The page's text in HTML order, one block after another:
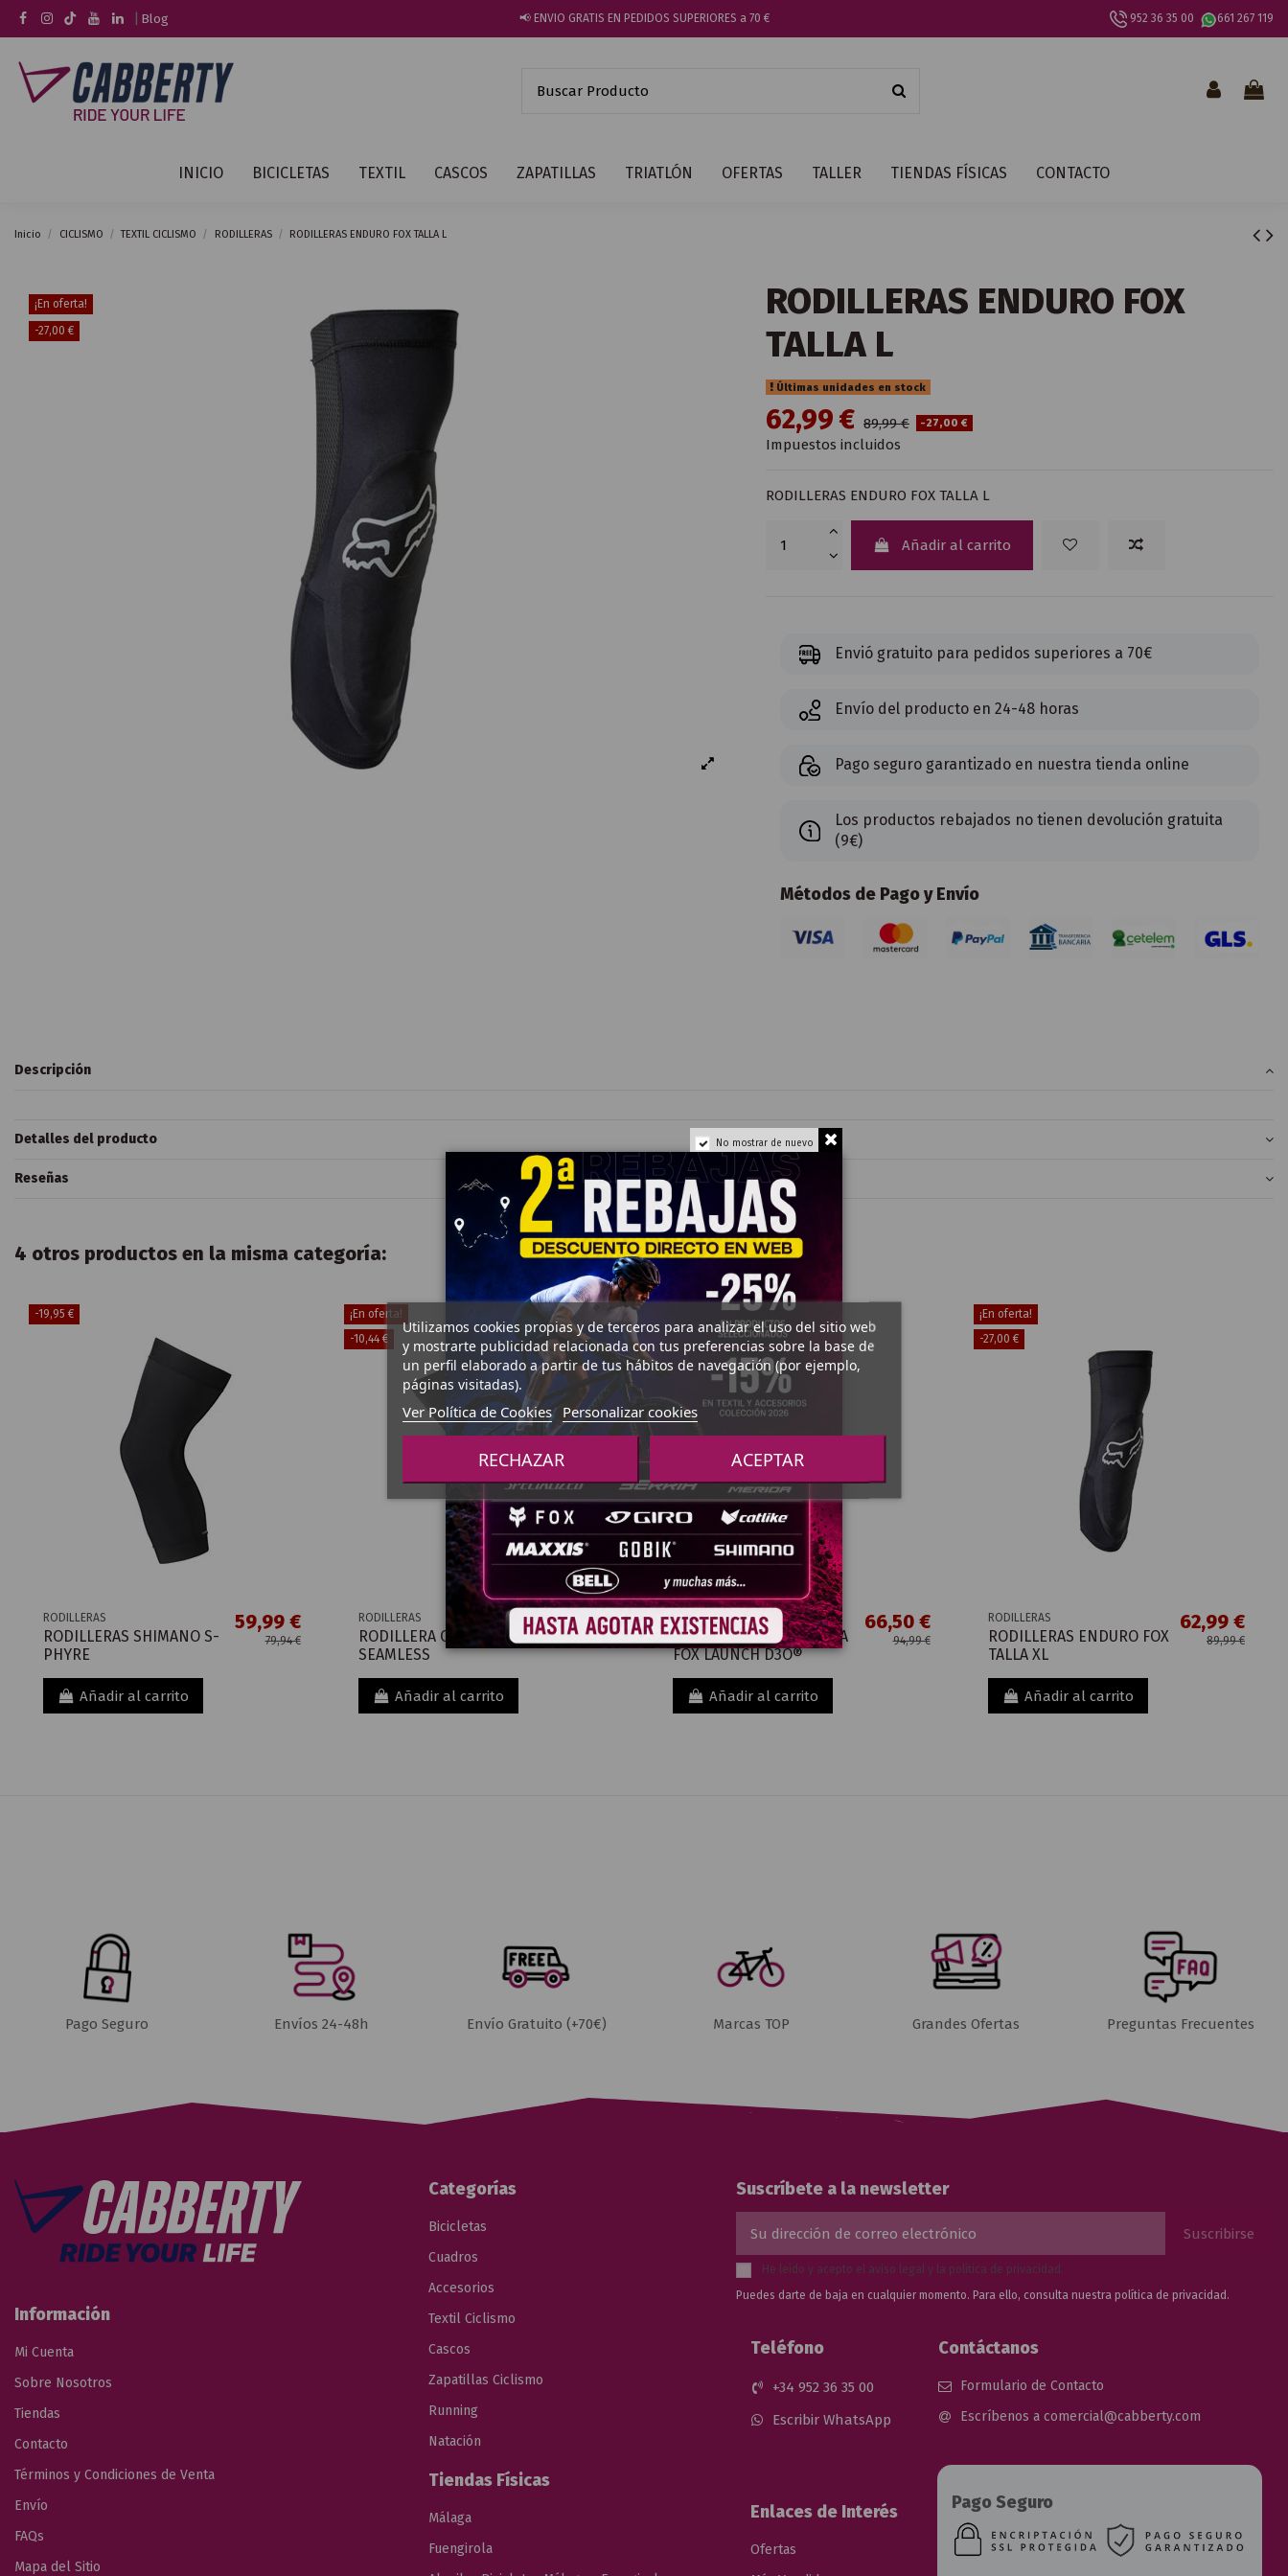
No mostrar de nuevo
Blog 📢 ENVIO GRATIS EN PEDIDOS SUPERIORES a 70 € 952 36 35 00 661 267 119
INICIO BICICLETAS TEXTIL CASCOS ZAPATILLAS TRIATLÓN OFERTAS TALLER TIENDAS FÍSICAS CONTACTO
Inicio CICLISMO TEXTIL CICLISMO RODILLERAS RODILLERAS ENDURO FOX TALLA L
¡En oferta!
-27,00 €
RODILLERAS ENDURO FOX
TALLA L
Últimas unidades en stock
62,99 € 89,99 € -27,00 €
Impuestos incluidos
RODILLERAS ENDURO FOX TALLA L
Añadir al carrito
Envió gratuito para pedidos superiores a 70€
Envío del producto en 24-48 horas
Pago seguro garantizado en nuestra tienda online
Los productos rebajados no tienen devolución gratuita
(9€)
Métodos de Pago y Envío
Descripción
Detalles del producto
Reseñas
4 otros productos en la misma categoría:
-19,95 €
RODILLERAS
RODILLERAS SHIMANO S-
PHYRE
59,99 €
79,94 €
Añadir al carrito
¡En oferta!
-10,44 €
RODILLERAS
RODILLERA CASTELLI PRO
SEAMLESS
24,50 €
34,94 €
Añadir al carrito
-28,49 €
RODILLERAS
ESPINILLERA/RODILLERA
FOX LAUNCH D3O®
66,50 €
94,99 €
Añadir al carrito
¡En oferta!
-27,00 €
RODILLERAS
RODILLERAS ENDURO FOX
TALLA XL
62,99 €
89,99 €
Añadir al carrito
Pago Seguro Envíos 24-48h Envío Gratuito (+70€) Marcas TOP Grandes Ofertas Preguntas Frecuentes
Información
Mi Cuenta
Sobre Nosotros
Tiendas
Contacto
Términos y Condiciones de Venta
Envío
FAQs
Mapa del Sitio
Categorías
Bicicletas
Cuadros
Accesorios
Textil Ciclismo
Cascos
Zapatillas Ciclismo
Running
Natación
Tiendas Físicas
Málaga
Fuengirola
Suscríbete a la newsletter
He leído y acepto el aviso legaly la política de privacidad .
Puedes darte de baja en cualquier momento. Para ello, consulta nuestrapolítica de privacidad.
Teléfono
+34 952 36 35 00
Escribir WhatsApp
Contáctanos
Formulario de Contacto
Escríbenos a comercial@cabberty.com
Enlaces de Interés
Ofertas
Pago Seguro
Utilizamos cookies propias y de terceros para analizar el uso del sitio web
y mostrarte publicidad relacionada con tus preferencias sobre la base de
un perfil elaborado a partir de tus hábitos de navegación (por ejemplo,
páginas visitadas).
Ver Política de Cookies Personalizar cookies
RECHAZAR ACEPTAR